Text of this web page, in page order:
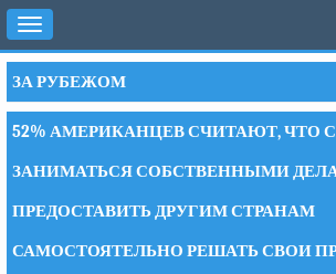
Toggle
navigation
ЗА РУБЕЖОМ
52% АМЕРИКАНЦЕВ СЧИТАЮТ, ЧТО
ЗАНИМАТЬСЯ СОБСТВЕННЫМИ
ПРЕДОСТАВИТЬ ДРУГИМ СТРАНАМ
САМОСТОЯТЕЛЬНО РЕШАТЬ СВОИ